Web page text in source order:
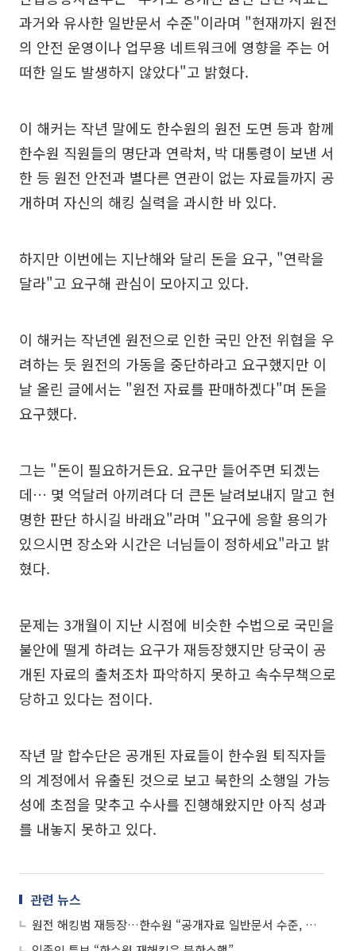
과거와 유사한 일반문서 수준"이라며 "현재까지 원전
의 안전 운영이나 업무용 네트워크에 영향을 주는 어
떠한 일도 발생하지 않았다"고 밝혔다.
이 해커는 작년 말에도 한수원의 원전 도면 등과 함께
한수원 직원들의 명단과 연락처, 박 대통령이 보낸 서
한 등 원전 안전과 별다른 연관이 없는 자료들까지 공
개하며 자신의 해킹 실력을 과시한 바 있다.
하지만 이번에는 지난해와 달리 돈을 요구, "연락을
달라"고 요구해 관심이 모아지고 있다.
이 해커는 작년엔 원전으로 인한 국민 안전 위협을 우
려하는 듯 원전의 가동을 중단하라고 요구했지만 이
날 올린 글에서는 "원전 자료를 판매하겠다"며 돈을
요구했다.
그는 "돈이 필요하거든요. 요구만 들어주면 되겠는
데… 몇 억달러 아끼려다 더 큰돈 날려보내지 말고 현
명한 판단 하시길 바래요"라며 "요구에 응할 용의가
있으시면 장소와 시간은 너님들이 정하세요"라고 밝
혔다.
문제는 3개월이 지난 시점에 비슷한 수법으로 국민을
불안에 떨게 하려는 요구가 재등장했지만 당국이 공
개된 자료의 출처조차 파악하지 못하고 속수무책으로
당하고 있다는 점이다.
작년 말 합수단은 공개된 자료들이 한수원 퇴직자들
의 계정에서 유출된 것으로 보고 북한의 소행일 가능
성에 초점을 맞추고 수사를 진행해왔지만 아직 성과
를 내놓지 못하고 있다.
관련 뉴스
원전 해킹범 재등장…한수원 “공개자료 일반문서 수준, 이미 수집된 것”